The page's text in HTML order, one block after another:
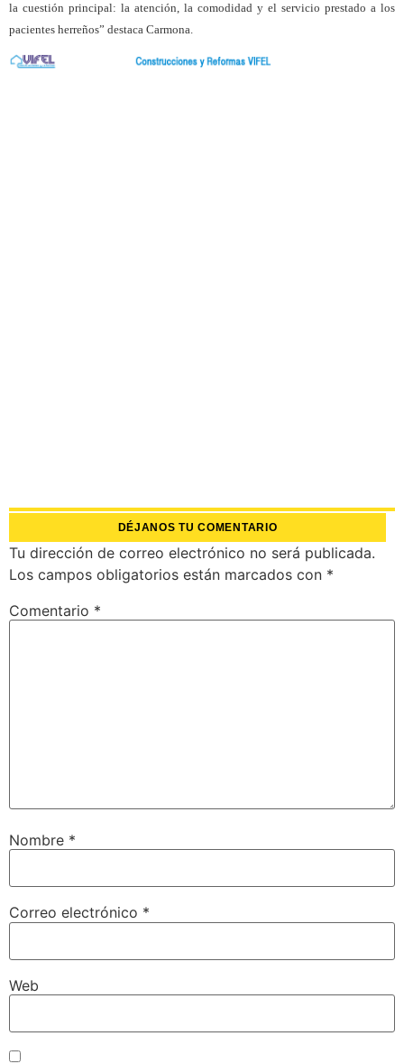
la cuestión principal: la atención, la comodidad y el servicio prestado a los
pacientes herreños” destaca Carmona.
DÉJANOS TU COMENTARIO
Tu dirección de correo electrónico no será publicada.
Los campos obligatorios están marcados con *
Comentario *
Nombre *
Correo electrónico *
Web